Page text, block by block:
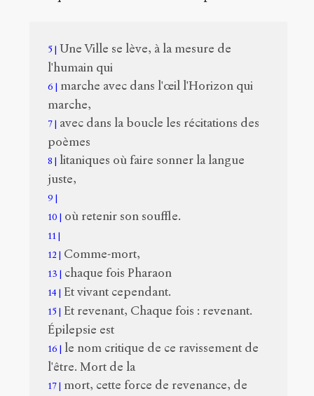
5
Une Ville se lève, à la mesure de
l'humain qui
6
marche avec dans l'œil l'Horizon qui
marche,
7
avec dans la boucle les récitations des
poèmes
8
litaniques où faire sonner la langue
juste,
9
10
où retenir son souffle.
11
12
Comme-mort,
13 chaque fois Pharaon
14 Et vivant cependant.
15
Et revenant, Chaque fois : revenant.
Épilepsie est
16
le nom critique de ce ravissement de
l'être. Mort de la
17
mort, cette force de revenance, de